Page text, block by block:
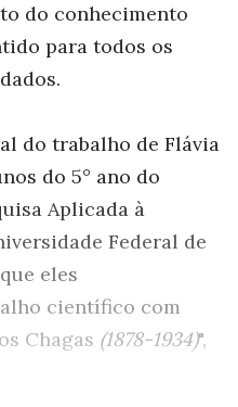
do conhecimento
para todos os
do trabalho de Flávia
do 5° ano do
Aplicada à
Federal de
eles
científico com
Chagas (1878-1934)",